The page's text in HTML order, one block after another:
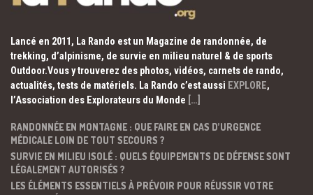
Lancé en 2011, La Rando est un Magazine de randonnée, de
trekking, d’alpinisme, de survie en milieu naturel & de sports
Outdoor.Vous y trouverez des photos, vidéos, carnets de rando,
actualités, tests de matériels. La Rando c’est aussi EXPLORE,
l’Association des Explorateurs du Monde […]
RANDONNÉE EN MONTAGNE : QUE FAIRE EN CAS D’URGENCE
MÉDICALE LOIN DE TOUT SECOURS ?
SURVIE EN MILIEU ISOLÉ : QUELS ÉQUIPEMENTS DE DÉFENSE SONT
LÉGALEMENT AUTORISÉS ?
LES ÉLÉMENTS ESSENTIELS À PRÉVOIR POUR RÉUSSIR VOTRE